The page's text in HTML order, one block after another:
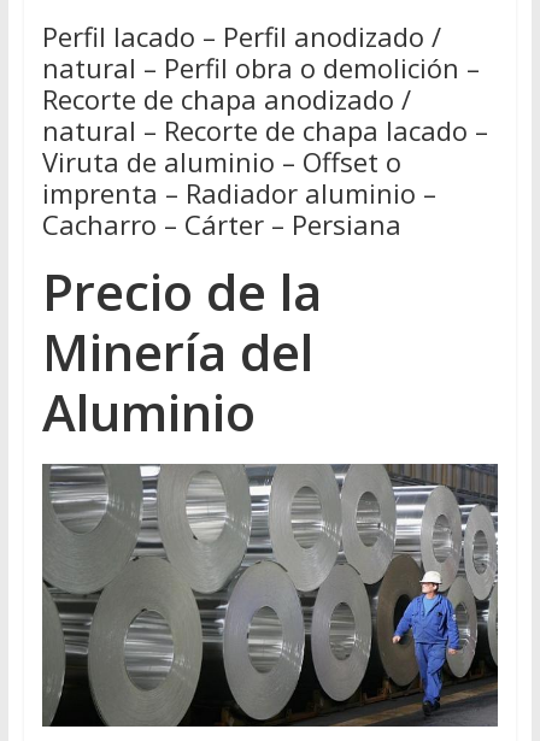
Perfil lacado – Perfil anodizado /
natural – Perfil obra o demolición –
Recorte de chapa anodizado /
natural – Recorte de chapa lacado –
Viruta de aluminio – Offset o
imprenta – Radiador aluminio –
Cacharro – Cárter – Persiana
Precio de la
Minería del
Aluminio